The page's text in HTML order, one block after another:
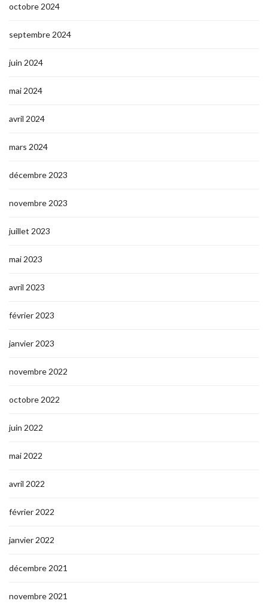
octobre 2024
septembre 2024
juin 2024
mai 2024
avril 2024
mars 2024
décembre 2023
novembre 2023
juillet 2023
mai 2023
avril 2023
février 2023
janvier 2023
novembre 2022
octobre 2022
juin 2022
mai 2022
avril 2022
février 2022
janvier 2022
décembre 2021
novembre 2021